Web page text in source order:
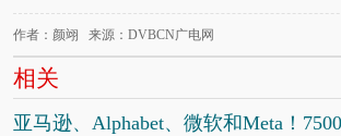
作者：颜翊 来源：DVBCN广电网
相关
亚马逊、Alphabet、微软和Meta！